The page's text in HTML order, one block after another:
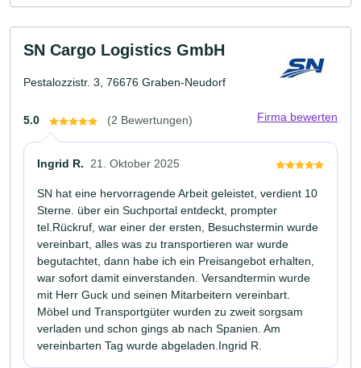
SN Cargo Logistics GmbH
Pestalozzistr. 3, 76676 Graben-Neudorf
5.0 (2 Bewertungen) Firma bewerten
Ingrid R. 21. Oktober 2025
SN hat eine hervorragende Arbeit geleistet, verdient 10
Sterne. über ein Suchportal entdeckt, prompter
tel.Rückruf, war einer der ersten, Besuchstermin wurde
vereinbart, alles was zu transportieren war wurde
begutachtet, dann habe ich ein Preisangebot erhalten,
war sofort damit einverstanden. Versandtermin wurde
mit Herr Guck und seinen Mitarbeitern vereinbart.
Möbel und Transportgüter wurden zu zweit sorgsam
verladen und schon gings ab nach Spanien. Am
vereinbarten Tag wurde abgeladen.Ingrid R.